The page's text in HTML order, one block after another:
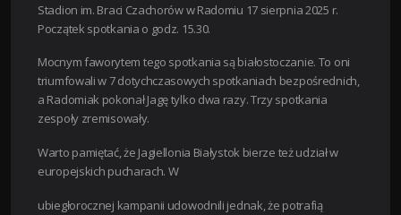
Stadion im. Braci Czachorów w Radomiu 17 sierpnia 2025 r.
Początek spotkania o godz. 15.30.
Mocnym faworytem tego spotkania są białostoczanie. To oni
triumfowali w 7 dotychczasowych spotkaniach bezpośrednich,
a Radomiak pokonał Jagę tylko dwa razy. Trzy spotkania
zespoły zremisowały.
Warto pamiętać, że Jagiellonia Białystok bierze też udział w
europejskich pucharach. W
ubiegłorocznej kampanii udowodnili jednak, że potrafią